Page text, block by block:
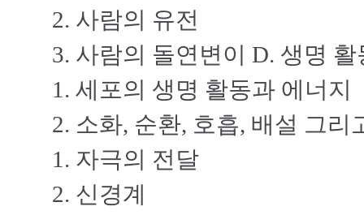
2. 사람의 유전
3. 사람의 돌연변이 D. 생명
1. 세포의 생명 활동과 에너지
2. 소화, 순환, 호흡, 배설 그
1. 자극의 전달
2. 신경계